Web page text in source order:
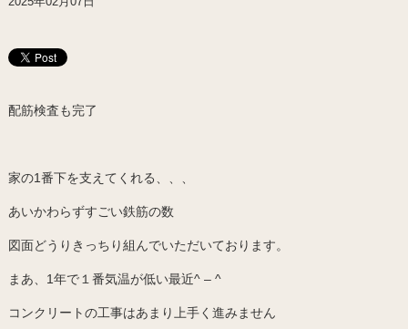
配筋検査も完了
家の1番下を支えてくれる、、、
あいかわらずすごい鉄筋の数
図面どうりきっちり組んでいただいております。
まあ、1年で１番気温が低い最近^ – ^
コンクリートの工事はあまり上手く進みません